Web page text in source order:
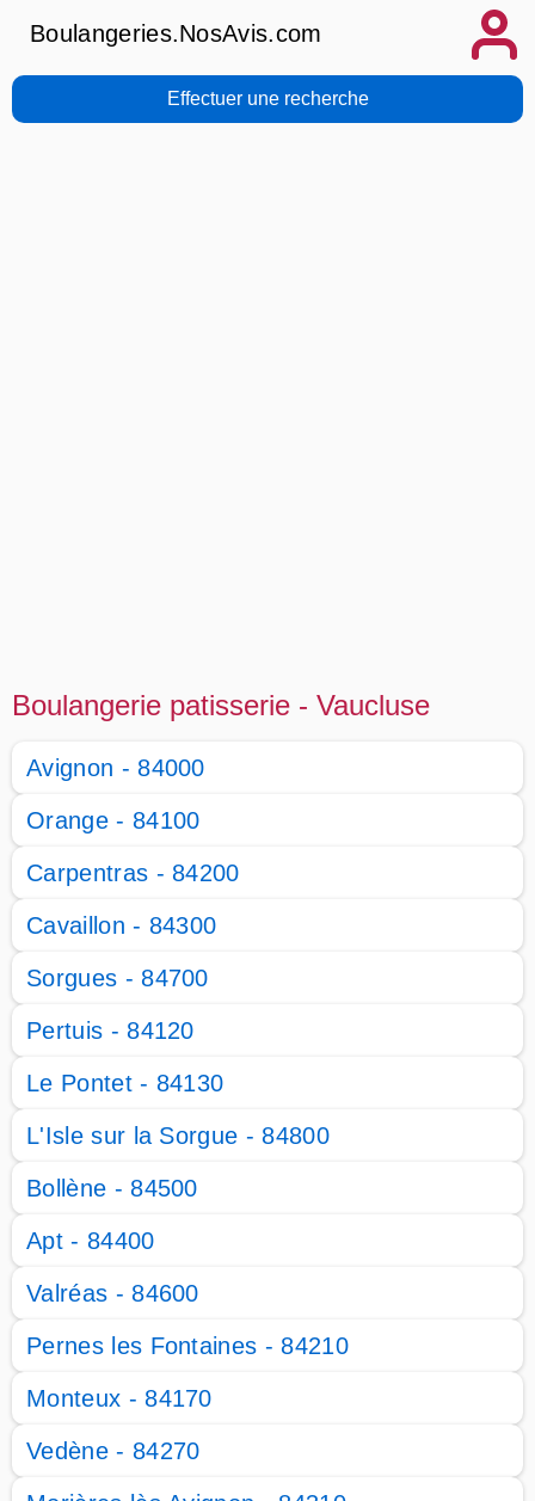
Boulangeries.NosAvis.com
Effectuer une recherche
Boulangerie patisserie - Vaucluse
Avignon - 84000
Orange - 84100
Carpentras - 84200
Cavaillon - 84300
Sorgues - 84700
Pertuis - 84120
Le Pontet - 84130
L'Isle sur la Sorgue - 84800
Bollène - 84500
Apt - 84400
Valréas - 84600
Pernes les Fontaines - 84210
Monteux - 84170
Vedène - 84270